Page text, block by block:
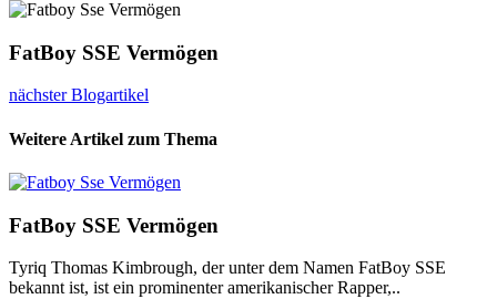
FatBoy SSE Vermögen
nächster Blogartikel
Weitere Artikel zum Thema
FatBoy SSE Vermögen
Tyriq Thomas Kimbrough, der unter dem Namen FatBoy SSE
bekannt ist, ist ein prominenter amerikanischer Rapper,..